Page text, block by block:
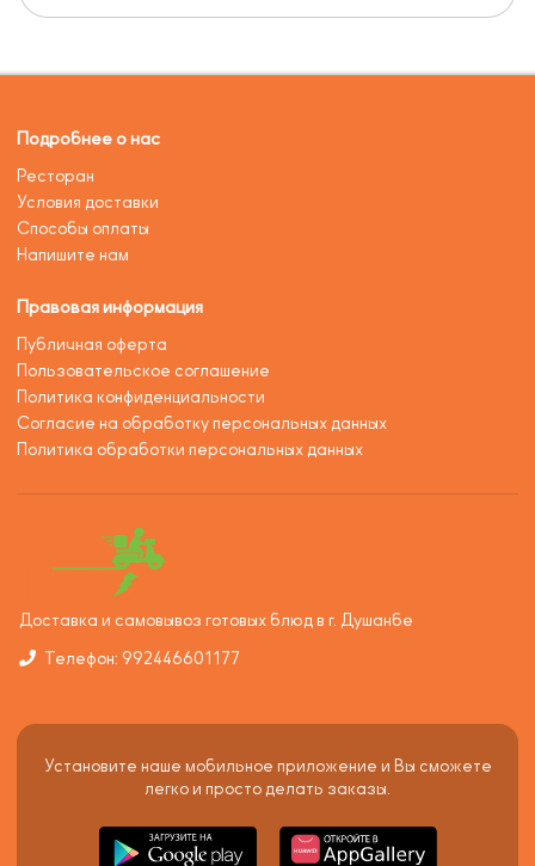
Подробнее о нас
Ресторан
Условия доставки
Способы оплаты
Напишите нам
Правовая информация
Публичная оферта
Пользовательское соглашение
Политика конфиденциальности
Согласие на обработку персональных данных
Политика обработки персональных данных
Доставка и самовывоз готовых блюд в г. Душанбе
Телефон: 992446601177
Установите наше мобильное приложение и Вы сможете
легко и просто делать заказы.